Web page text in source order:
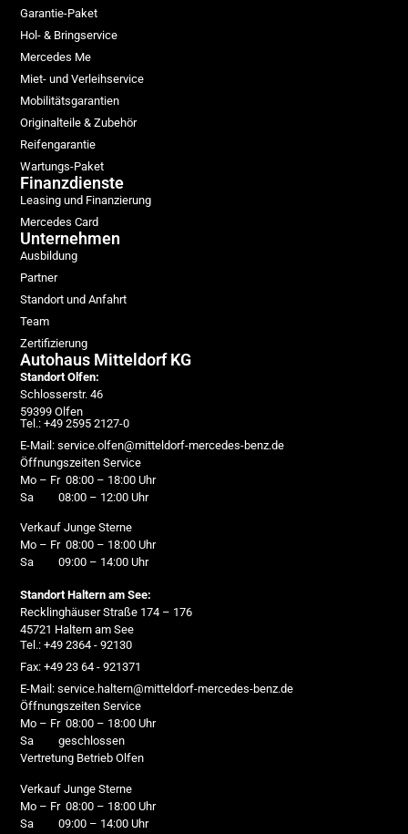
Garantie-Paket
Hol- & Bringservice
Mercedes Me
Miet- und Verleihservice
Mobilitätsgarantien
Originalteile & Zubehör
Reifengarantie
Wartungs-Paket
Finanzdienste
Leasing und Finanzierung
Mercedes Card
Unternehmen
Ausbildung
Partner
Standort und Anfahrt
Team
Zertifizierung
Autohaus Mitteldorf KG
Standort Olfen:
Schlosserstr. 46
59399 Olfen
Tel.: +49 2595 2127-0
E-Mail: service.olfen@mitteldorf-mercedes-benz.de
Öffnungszeiten Service
Mo – Fr 08:00 – 18:00 Uhr
Sa 08:00 – 12:00 Uhr
Verkauf Junge Sterne
Mo – Fr 08:00 – 18:00 Uhr
Sa 09:00 – 14:00 Uhr
Standort Haltern am See:
Recklinghäuser Straße 174 – 176
45721 Haltern am See
Tel.: +49 2364 - 92130
Fax: +49 23 64 - 921371
E-Mail: service.haltern@mitteldorf-mercedes-benz.de
Öffnungszeiten Service
Mo – Fr 08:00 – 18:00 Uhr
Sa geschlossen
Vertretung Betrieb Olfen
Verkauf Junge Sterne
Mo – Fr 08:00 – 18:00 Uhr
Sa 09:00 – 14:00 Uhr